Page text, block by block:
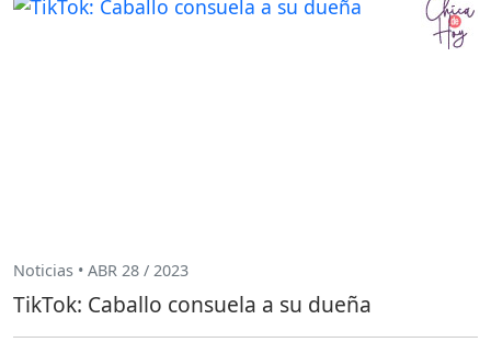
Noticias • ABR 28 / 2023
TikTok: Caballo consuela a su dueña